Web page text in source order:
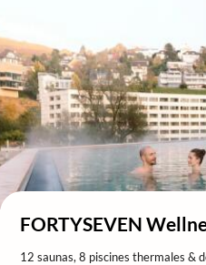
FORTYSEVEN
12 saunas, 8 piscines thermales &